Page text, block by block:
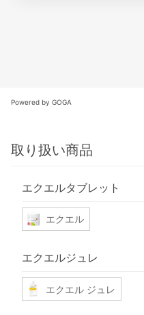
Powered by GOGA
取り扱い商品
エクエルタブレット
エクエル
エクエルジュレ
エクエル ジュレ